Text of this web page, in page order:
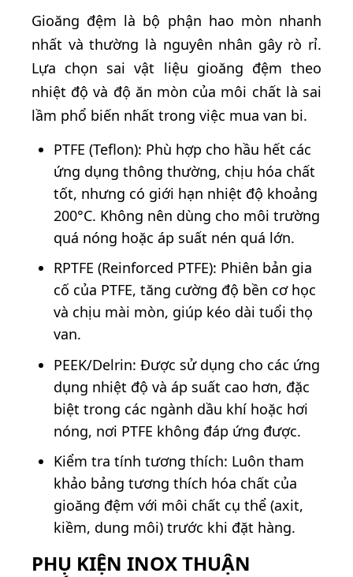
Gioăng đệm là bộ phận hao mòn nhanh
nhất và thường là nguyên nhân gây rò rỉ.
Lựa chọn sai vật liệu gioăng đệm theo
nhiệt độ và độ ăn mòn của môi chất là sai
lầm phổ biến nhất trong việc mua van bi.
PTFE (Teflon): Phù hợp cho hầu hết các
ứng dụng thông thường, chịu hóa chất
tốt, nhưng có giới hạn nhiệt độ khoảng
200°C. Không nên dùng cho môi trường
quá nóng hoặc áp suất nén quá lớn.
RPTFE (Reinforced PTFE): Phiên bản gia
cố của PTFE, tăng cường độ bền cơ học
và chịu mài mòn, giúp kéo dài tuổi thọ
van.
PEEK/Delrin: Được sử dụng cho các ứng
dụng nhiệt độ và áp suất cao hơn, đặc
biệt trong các ngành dầu khí hoặc hơi
nóng, nơi PTFE không đáp ứng được.
Kiểm tra tính tương thích: Luôn tham
khảo bảng tương thích hóa chất của
gioăng đệm với môi chất cụ thể (axit,
kiềm, dung môi) trước khi đặt hàng.
PHỤ KIỆN INOX THUẬN